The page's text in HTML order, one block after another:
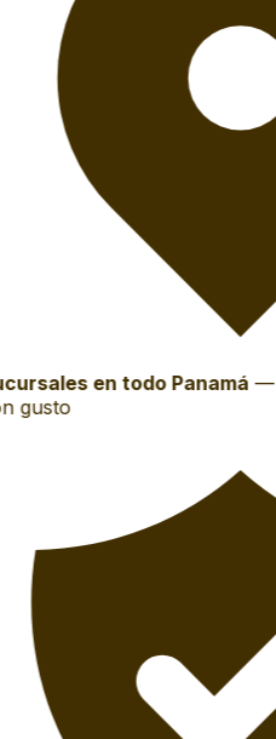
en todo Panamá—
gusto